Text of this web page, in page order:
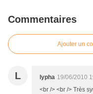
Commentaires
Ajouter un
L lypha 19/06/2010
<br /> <br /> Très